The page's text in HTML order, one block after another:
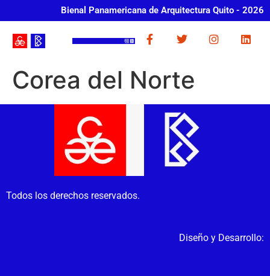
Bienal Panamericana de Arquitectura Quito - 2026
Corea del Norte
Todos los derechos reservados.
Diseño y Desarrollo: